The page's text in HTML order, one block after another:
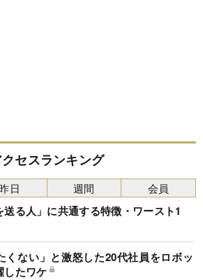
セスランキング
送る人」に共通する特徴・ワースト1
くない」と激怒した20代社員をロボッ
したワケ
日 週間 会員